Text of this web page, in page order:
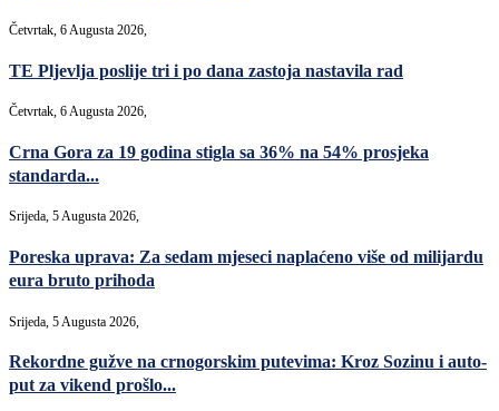
Četvrtak, 6 Augusta 2026,
TE Pljevlja poslije tri i po dana zastoja nastavila rad
Četvrtak, 6 Augusta 2026,
Crna Gora za 19 godina stigla sa 36% na 54% prosjeka
standarda...
Srijeda, 5 Augusta 2026,
Poreska uprava: Za sedam mjeseci naplaćeno više od milijardu
eura bruto prihoda
Srijeda, 5 Augusta 2026,
Rekordne gužve na crnogorskim putevima: Kroz Sozinu i auto-
put za vikend prošlo...